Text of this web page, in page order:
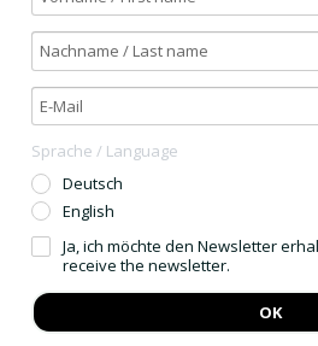
Sprache / Language
Deutsch
English
Ja, ich möchte den Newsletter
receive the newsletter.
OK